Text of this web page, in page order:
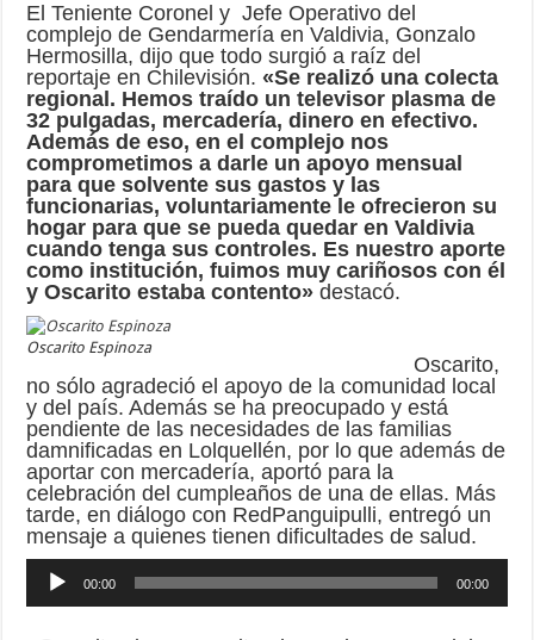
El Teniente Coronel y Jefe Operativo del
complejo de Gendarmería en Valdivia, Gonzalo
Hermosilla, dijo que todo surgió a raíz del
reportaje en Chilevisión.«Se realizó una colecta
regional. Hemos traído un televisor plasma de
32 pulgadas, mercadería, dinero en efectivo.
Además de eso, en el complejo nos
comprometimos a darle un apoyo mensual
para que solvente sus gastos y las
funcionarias, voluntariamente le ofrecieron su
hogar para que se pueda quedar en Valdivia
cuando tenga sus controles. Es nuestro aporte
como institución, fuimos muy cariñosos con él
y Oscarito estaba contento» destacó.
Oscarito Espinoza
Oscarito,
no sólo agradeció el apoyo de la comunidad local
y del país. Además se ha preocupado y está
pendiente de las necesidades de las familias
damnificadas en Lolquellén, por lo que además de
aportar con mercadería, aportó para la
celebración del cumpleaños de una de ellas. Más
tarde, en diálogo con RedPanguipulli, entregó un
mensaje a quienes tienen dificultades de salud.
Reproductor
00:00 00:00